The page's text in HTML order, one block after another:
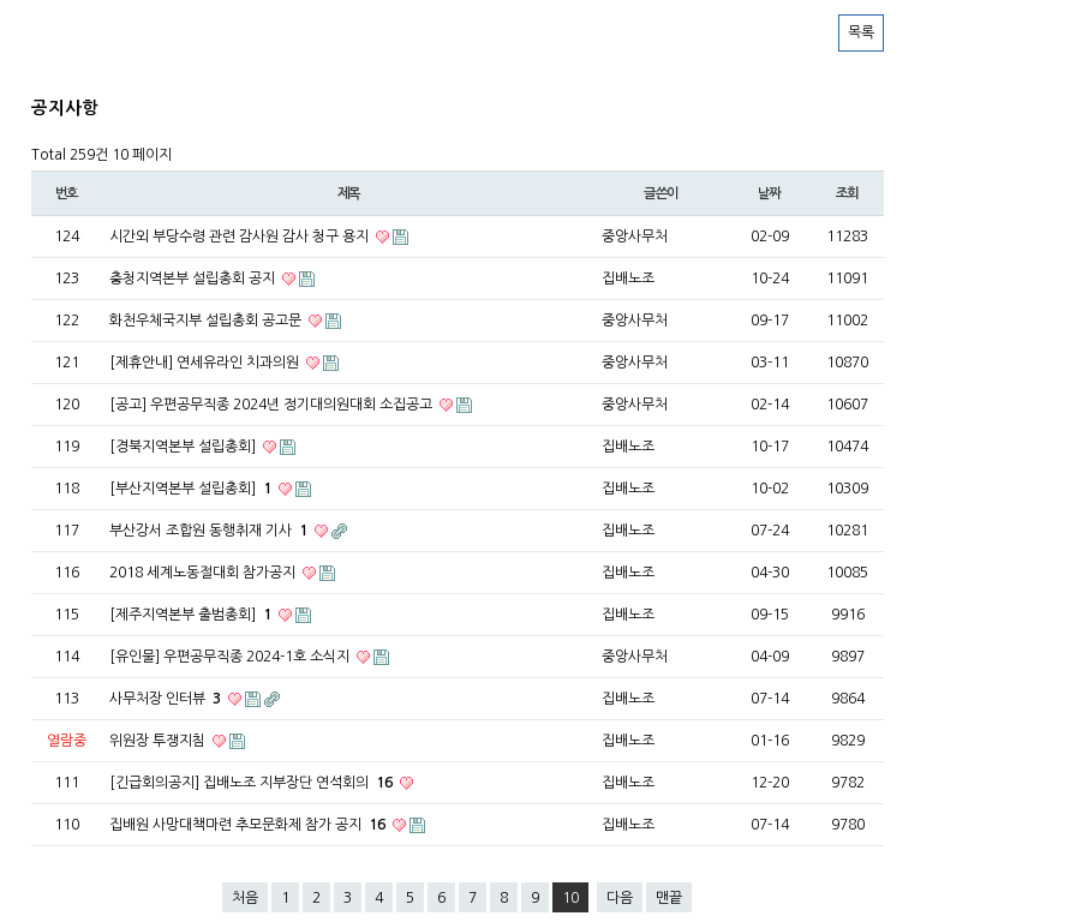
목록
공지사항
Total 259건 10 페이지
번호 제목 글쓴이 날짜 조회
124 시간외 부당수령 관련 감사원 감사 청구 용지 중앙사무처 02-09 11283
123 충청지역본부 설립총회 공지 집배노조 10-24 11091
122 화천우체국지부 설립총회 공고문 중앙사무처 09-17 11002
121 [제휴안내] 연세유라인 치과의원 중앙사무처 03-11 10870
120 [공고] 우편공무직종 2024년 정기대의원대회 소집공고 중앙사무처 02-14 10607
119 [경북지역본부 설립총회] 집배노조 10-17 10474
118 [부산지역본부 설립총회] 1 집배노조 10-02 10309
117 부산강서 조합원 동행취재 기사 1 집배노조 07-24 10281
116 2018 세계노동절대회 참가공지 집배노조 04-30 10085
115 [제주지역본부 출범총회] 1 집배노조 09-15 9916
114 [유인물] 우편공무직종 2024-1호 소식지 중앙사무처 04-09 9897
113 사무처장 인터뷰 3 집배노조 07-14 9864
열람중 위원장 투쟁지침 집배노조 01-16 9829
111 [긴급회의공지] 집배노조 지부장단 연석회의 16 집배노조 12-20 9782
110 집배원 사망대책마련 추모문화제 참가 공지 16 집배노조 07-14 9780
처음 1 2 3 4 5 6 7 8 9 10 다음 맨끝